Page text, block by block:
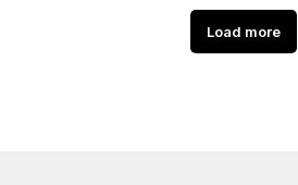
Load more